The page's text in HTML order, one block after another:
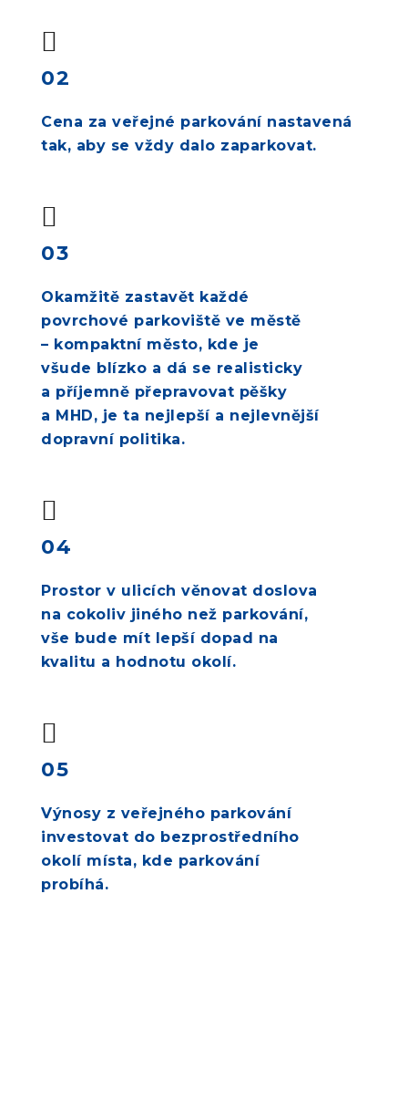
02
Cena za veřejné parkování nastavená
tak, aby se vždy dalo zaparkovat.
03
Okamžitě zastavět každé
povrchové parkoviště ve městě
– kompaktní město, kde je
všude blízko a dá se realisticky
a příjemně přepravovat pěšky
a MHD, je ta nejlepší a nejlevnější
dopravní politika.
04
Prostor v ulicích věnovat doslova
na cokoliv jiného než parkování,
vše bude mít lepší dopad na
kvalitu a hodnotu okolí.
05
Výnosy z veřejného parkování
investovat do bezprostředního
okolí místa, kde parkování
probíhá.